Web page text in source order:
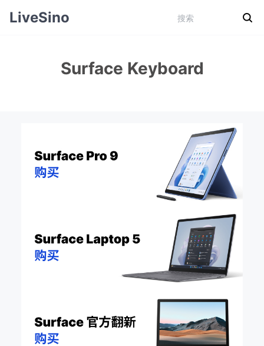
LiveSino
Surface Keyboard